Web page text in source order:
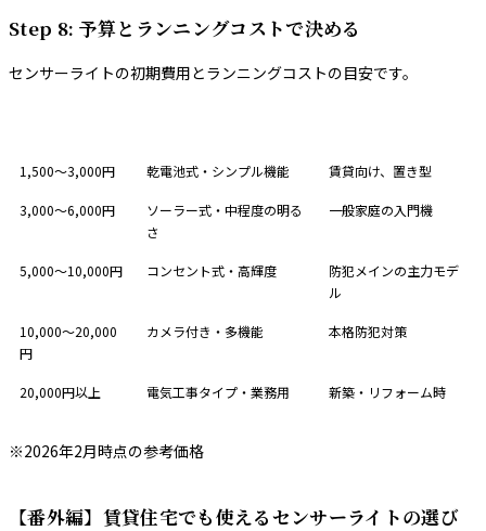
Step 8: 予算とランニングコストで決める
センサーライトの初期費用とランニングコストの目安です。
1,500〜3,000円 乾電池式・シンプル機能 賃貸向け、置き型
3,000〜6,000円
ソーラー式・中程度の明る
さ
一般家庭の入門機
5,000〜10,000円 コンセント式・高輝度
防犯メインの主力モデ
ル
10,000〜20,000
円
カメラ付き・多機能 本格防犯対策
20,000円以上 電気工事タイプ・業務用 新築・リフォーム時
※2026年2月時点の参考価格
【番外編】賃貸住宅でも使えるセンサーライトの選び